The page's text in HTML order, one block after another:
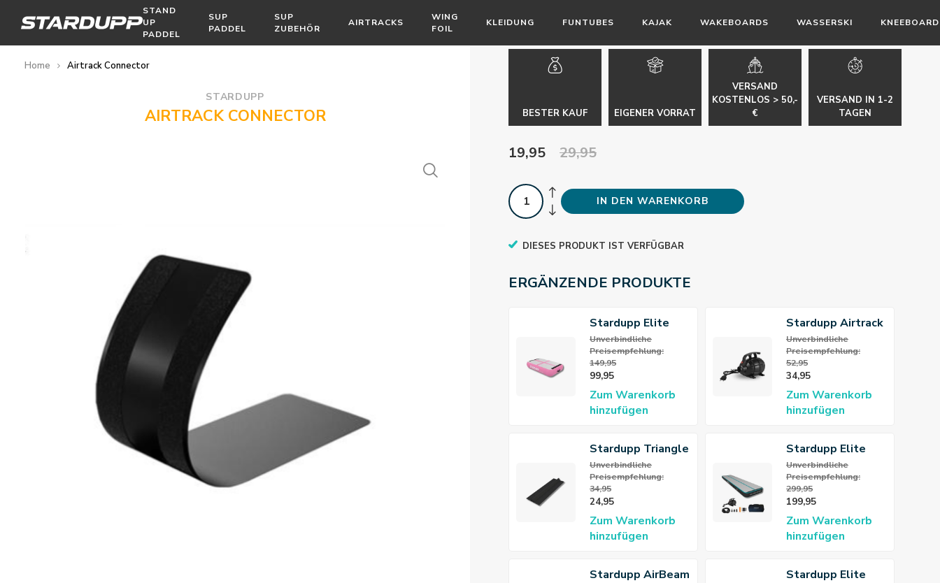
STAND
UP
PADDEL
SUP
PADDEL
SUP
ZUBEHÖR
AIRTRACKS
WING
FOIL
KLEIDUNG FUNTUBES KAJAK WAKEBOARDS WASSERSKI
Home Airtrack Connector
STARDUPP
AIRTRACK CONNECTOR BESTER KAUF EIGENER VORRAT
VERSAND
KOSTENLOS > 50,-
€
VERSAND IN 1-2
TAGEN
19,95 29,95
IN DEN WARENKORB
DIESES PRODUKT IST VERFÜGBAR
ERGÄNZENDE PRODUKTE
Stardupp Elite
Pro AirBlock Pink
Unverbindliche
Preisempfehlung:
149,95
99,95
Zum Warenkorb
hinzufügen
Stardupp Airtrack
Electric Pump
Unverbindliche
Preisempfehlung:
52,95
34,95
Zum Warenkorb
hinzufügen
Stardupp Triangle
AirTrack
Connector
Unverbindliche
Preisempfehlung:
34,95
24,95
Zum Warenkorb
hinzufügen
Stardupp Elite
Pro Airtrack 4m
20cm
Unverbindliche
Preisempfehlung:
299,95
199,95
Zum Warenkorb
hinzufügen
Stardupp AirBeam
Stardupp Elite